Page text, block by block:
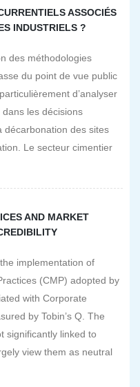
ASSOCIÉS
INDUSTRIELS ?
des méthodologies
du point de vue public
d’analyser
les décisions
décarbonation des sites
Le secteur cimentier
AND MARKET
implementation of
(CMP) adopted by
with Corporate
by Tobin’s Q. The
significantly linked to
view them as neutral